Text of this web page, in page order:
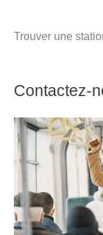
Trouver une
Contactez-